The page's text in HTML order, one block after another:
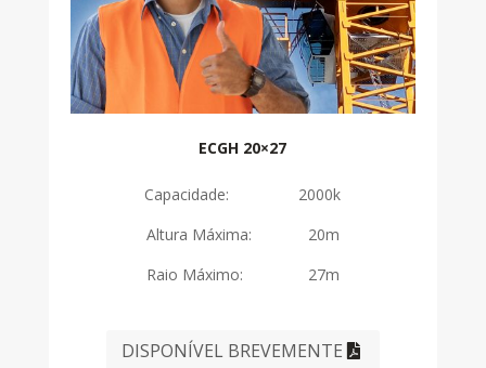
ECGH 20×27
Capacidade: 2000k
Altura Máxima: 20m
Raio Máximo: 27m
DISPONÍVEL BREVEMENTE